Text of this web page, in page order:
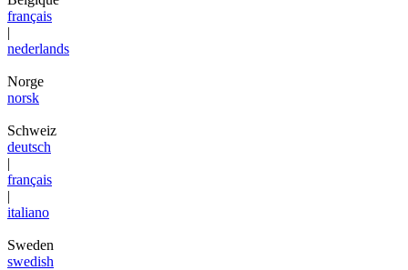
français
|
nederlands
Norge
norsk
Schweiz
deutsch
|
français
|
italiano
Sweden
swedish